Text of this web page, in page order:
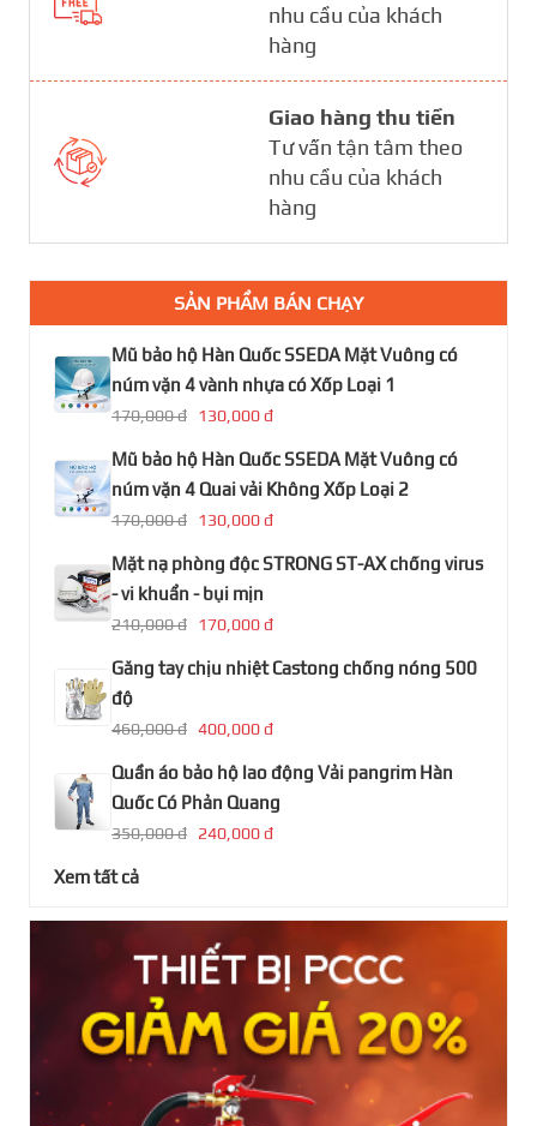
nhu cầu của khách
hàng
Giao hàng thu tiền
Tư vấn tận tâm theo
nhu cầu của khách
hàng
SẢN PHẨM BÁN CHẠY
Mũ bảo hộ Hàn Quốc SSEDA Mặt Vuông có
núm vặn 4 vành nhựa có Xốp Loại 1
170,000 đ 130,000 đ
Mũ bảo hộ Hàn Quốc SSEDA Mặt Vuông có
núm vặn 4 Quai vải Không Xốp Loại 2
170,000 đ 130,000 đ
Mặt nạ phòng độc STRONG ST-AX chống virus
- vi khuẩn - bụi mịn
210,000 đ 170,000 đ
Găng tay chịu nhiệt Castong chống nóng 500
độ
460,000 đ 400,000 đ
Quần áo bảo hộ lao động Vải pangrim Hàn
Quốc Có Phản Quang
350,000 đ 240,000 đ
Xem tất cả